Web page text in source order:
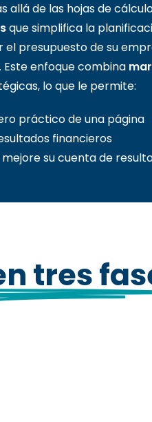
allá de las hojas de
que simplifica la
presupuesto de su
enfoque combina
lo que le permite:
práctico de una página
financieros
su cuenta de
tres